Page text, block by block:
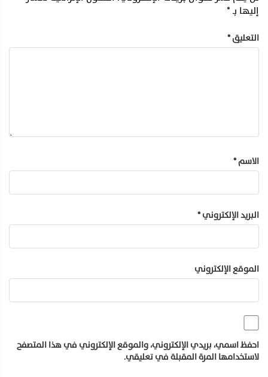
إليها بـ*
التعليق*
الاسم*
البريد الإلكتروني*
الموقع الإلكتروني
احفظ اسمي، بريدي الإلكتروني، والموقع الإلكتروني في هذا المتصفح
لاستخدامها المرة المقبلة في تعليقي.